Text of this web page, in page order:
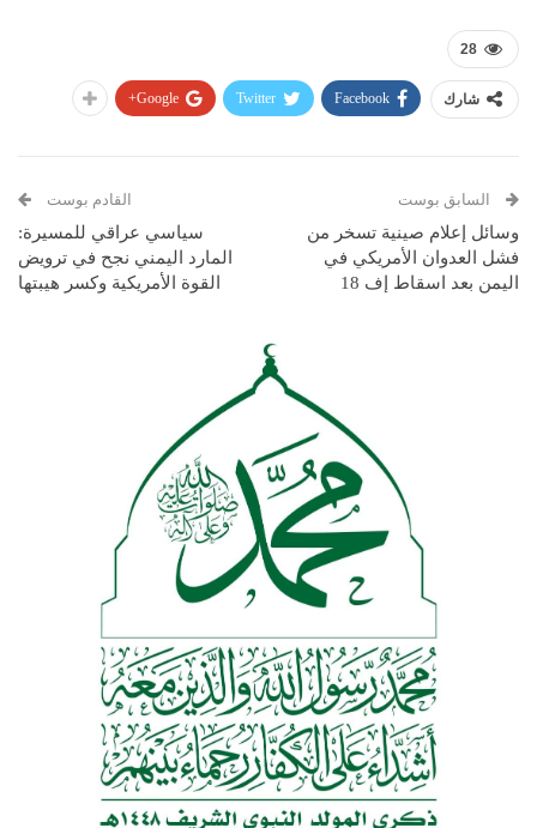
28
شارك Facebook
Twitter
Google+
السابق بوست
وسائل إعلام صينية تسخر من
فشل العدوان الأمريكي في
اليمن بعد اسقاط إف 18
القادم بوست
سياسي عراقي للمسيرة:
المارد اليمني نجح في ترويض
القوة الأمريكية وكسر هيبتها